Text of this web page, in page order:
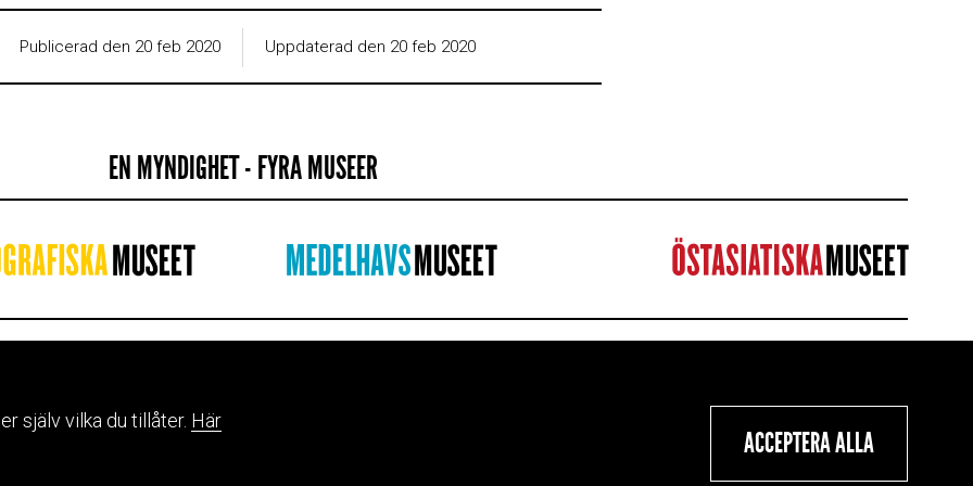
själv vilka du tillåter. Här
ACCEPTERA ALLA
Publicerad den 20 feb 2020 Uppdaterad den 20 feb 2020
EN MYNDIGHET - FYRA MUSEER